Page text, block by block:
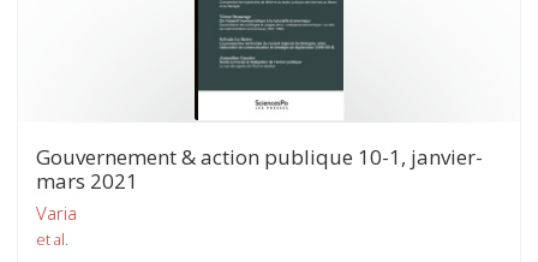
Gouvernement & action publique 10-1, janvier-
mars 2021
Varia
et al.